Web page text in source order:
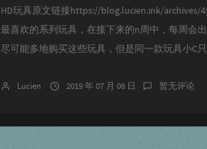
HD玩具原文链接https://blog.lucien.ink/archives/
最喜欢的系列玩具，在接下来的n周中，每周会
尽可能多地购买这些玩具，但是同一款玩具小C
Lucien 2019 年 07 月 08 日 暂无评论